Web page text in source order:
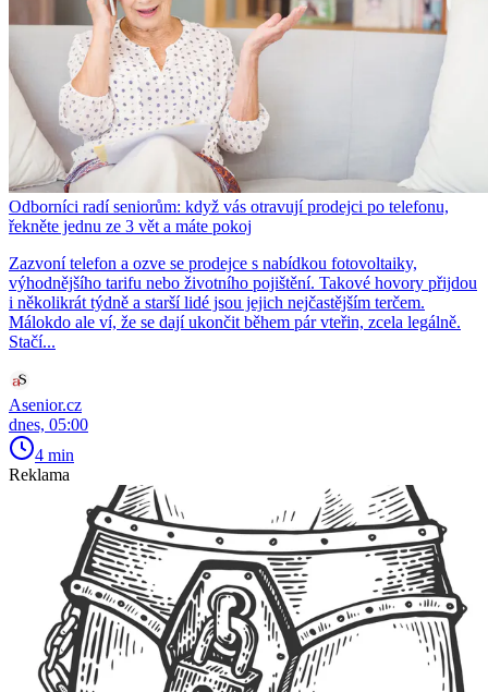
Odborníci radí seniorům: když vás otravují prodejci po telefonu,
řekněte jednu ze 3 vět a máte pokoj
Zazvoní telefon a ozve se prodejce s nabídkou fotovoltaiky,
výhodnějšího tarifu nebo životního pojištění. Takové hovory přijdou
i několikrát týdně a starší lidé jsou jejich nejčastějším terčem.
Málokdo ale ví, že se dají ukončit během pár vteřin, zcela legálně.
Stačí...
Asenior.cz
dnes, 05:00
4 min
Reklama